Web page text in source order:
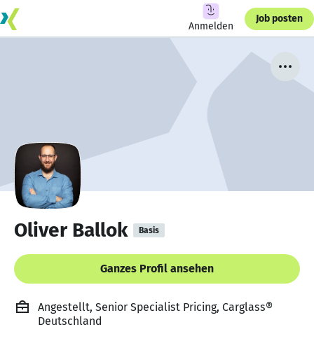
Anmelden
Job posten
Oliver Ballok Basis
Ganzes Profil ansehen
Angestellt, Senior Specialist Pricing, Carglass®
Deutschland